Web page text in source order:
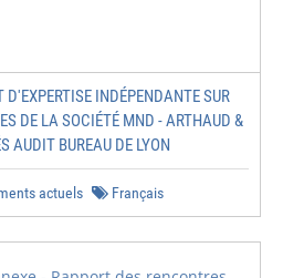
D'EXPERTISE INDÉPENDANTE SUR
DE LA SOCIÉTÉ MND - ARTHAUD &
AUDIT BUREAU DE LYON
actuels Français